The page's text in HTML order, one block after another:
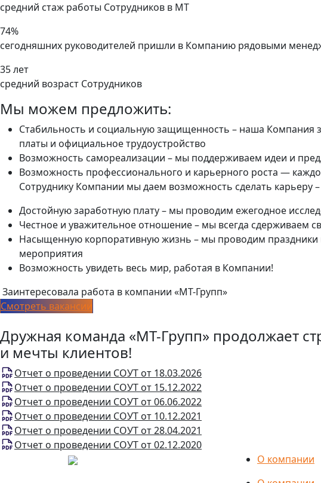
средний стаж работы Сотрудников в МТ
74%
сегодняшних руководителей пришли в Компанию рядовыми
35 лет
средний возраст Сотрудников
Мы можем предложить:
Стабильность и социальную защищенность – наша Компания
платы и официальное трудоустройство
Возможность самореализации – мы поддерживаем идеи и
Возможность профессионального и карьерного роста —
Сотруднику Компании мы даем возможность сделать карьеру
Достойную заработную плату – мы проводим ежегодное
Честное и уважительное отношение – мы всегда сдерживаем
Насыщенную корпоративную жизнь – мы проводим праздники
мероприятия
Возможность увидеть весь мир, работая в Компании!
Заинтересовала работа в компании «МТ-Групп»
Смотреть вакансии
Дружная команда «МТ-Групп» продолжает
и мечты клиентов!
Отчет о проведении СОУТ от 18.03.2026
Отчет о проведении СОУТ от 15.12.2022
Отчет о проведении СОУТ от 06.06.2022
Отчет о проведении СОУТ от 10.12.2021
Отчет о проведении СОУТ от 28.04.2021
Отчет о проведении СОУТ от 02.12.2020
О компании